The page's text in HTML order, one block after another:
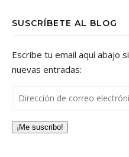
SUSCRÍBETE AL BLOG
Escribe tu email aquí abajo
nuevas entradas:
Dirección de correo
¡Me suscribo!